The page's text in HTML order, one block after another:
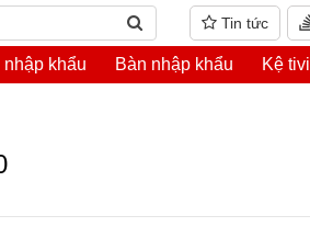
Tin tức
khẩu Bàn nhập khẩu Kệ